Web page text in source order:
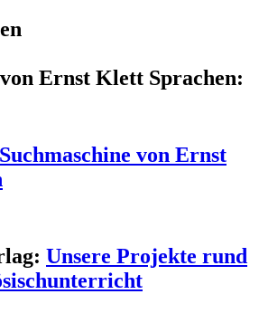
Ernst Klett Sprachen:
von Ernst
Unsere Projekte rund